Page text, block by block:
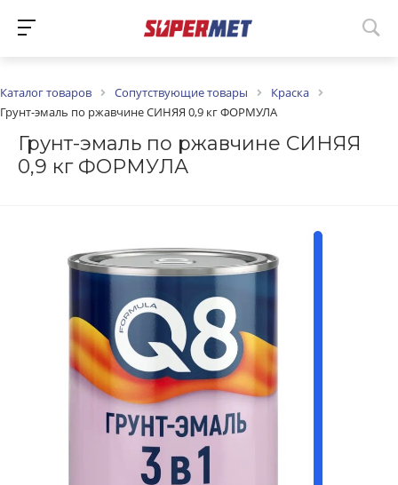
Каталог товаров Сопутствующие товары
Краска
Грунт-эмаль по ржавчине СИНЯЯ 0,9 кг ФОРМУЛА
Грунт-эмаль по ржавчине СИНЯЯ
0,9 кг ФОРМУЛА